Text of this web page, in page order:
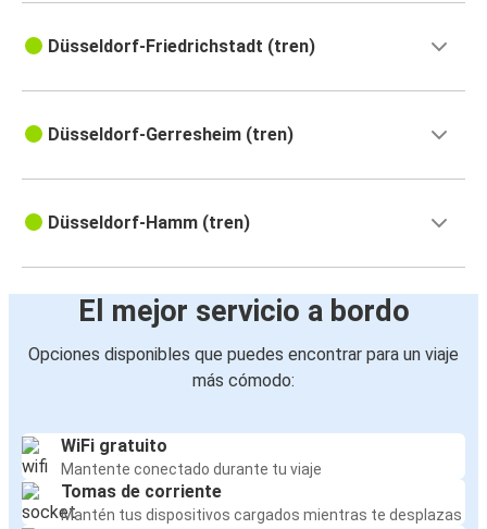
Düsseldorf-Friedrichstadt (tren)
Düsseldorf-Gerresheim (tren)
Düsseldorf-Hamm (tren)
El mejor servicio a bordo
Opciones disponibles que puedes encontrar para un viaje
más cómodo:
WiFi gratuito
Mantente conectado durante tu viaje
Tomas de corriente
Mantén tus dispositivos cargados mientras te desplazas